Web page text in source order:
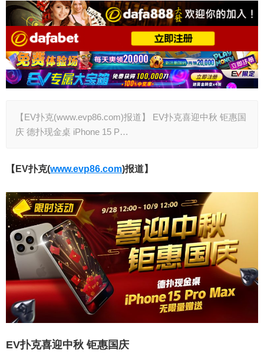
【EV扑克(www.evp86.com)报道】 EV扑克喜迎中秋 钜惠国
庆 德扑现金桌 iPhone 15 P…
【EV扑克(www.evp86.com)报道】
EV扑克喜迎中秋 钜惠国庆